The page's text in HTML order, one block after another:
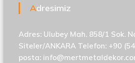
Adresimiz
Adres: Ulubey Mah. 858/1 Sok.
Siteler/ANKARA Telefon: +90
posta: